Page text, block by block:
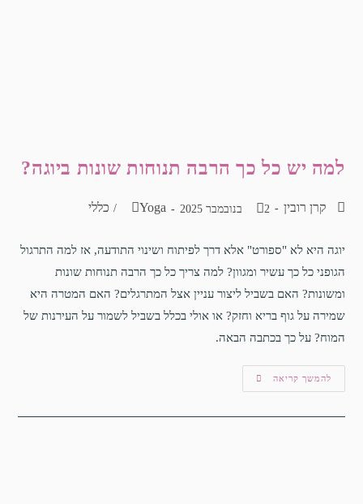
למה יש כל כך הרבה תנוחות שונות ביוגה?
קרן רובין 2 בנובמבר 2025 Yoga
/ כללי
יוגה היא לא "ספורט" אלא דרך לפיתוח ושינוי התודעה, אז למה התרגול
הגופני כל כך עשיר ומגוון? למה צריך כל כך הרבה תנוחות שונות
ומשונות? האם בשביל ליצור עניין אצל המתרגלים? האם המטרה היא
שמירה על גוף בריא וחזק? או אולי בכלל בשביל לשמור על העירנות של
המוח? על כך בכתבה הבאה.
להמשך קריאה